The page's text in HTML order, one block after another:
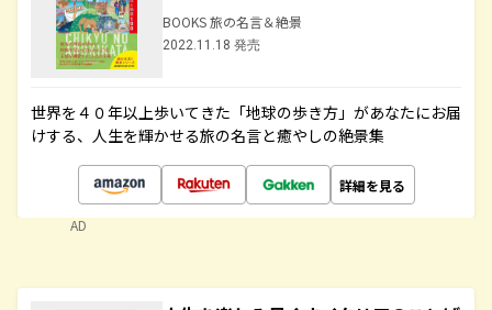
BOOKS 旅の名言＆絶景
2022.11.18 発売
世界を４０年以上歩いてきた「地球の歩き方」があなたにお届
けする、人生を輝かせる旅の名言と癒やしの絶景集
詳細を見る
AD